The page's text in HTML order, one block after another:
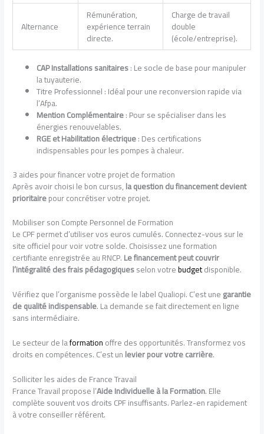
Alternance
Rémunération,
expérience terrain
directe.
Charge de travail
double
(école/entreprise).
CAP Installations sanitaires: Le socle de base pour manipuler
la tuyauterie.
Titre Professionnel : Idéal pour une reconversion rapide via
l’Afpa.
Mention Complémentaire: Pour se spécialiser dans les
énergies renouvelables.
RGE et Habilitation électrique: Des certifications
indispensables pour les pompes à chaleur.
3 aides pour financer votre projet de formation
Après avoir choisi le bon cursus,la question du financement devient
prioritairepour concrétiser votre projet.
Mobiliser son Compte Personnel de Formation
Le CPF permet d’utiliser vos euros cumulés. Connectez-vous sur le
site officiel pour voir votre solde. Choisissez une formation
certifiante enregistrée au RNCP.Le financement peut couvrir
l’intégralité des frais pédagogiquesselon votrebudgetdisponible.
Vérifiez que l’organisme possède le label Qualiopi. C’est unegarantie
de qualité indispensable. La demande se fait directement en ligne
sans intermédiaire.
Le secteur de laformationoffre des opportunités. Transformez vos
droits en compétences. C’est unlevier pour votre carrière.
Solliciter les aides de France Travail
France Travail propose l’Aide Individuelle à la Formation. Elle
complète souvent vos droits CPF insuffisants. Parlez-en rapidement
à votre conseiller référent.